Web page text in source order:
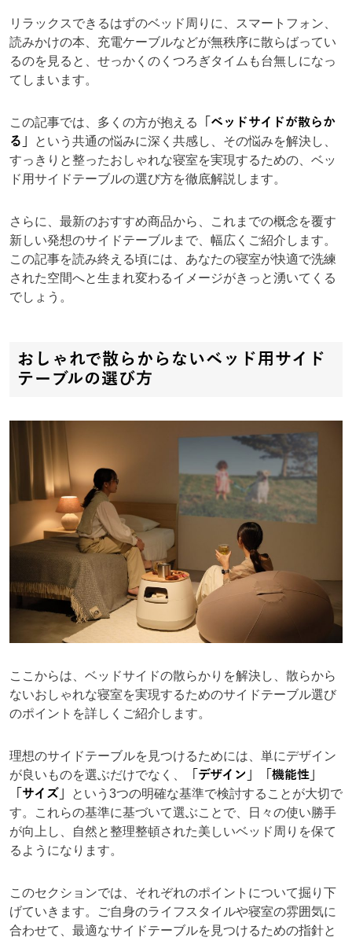
リラックスできるはずのベッド周りに、スマートフォン、
読みかけの本、充電ケーブルなどが無秩序に散らばってい
るのを見ると、せっかくのくつろぎタイムも台無しになっ
てしまいます。
この記事では、多くの方が抱える
「ベッドサイドが散らか
る」
という共通の悩みに深く共感し、その悩みを解決し、
すっきりと整ったおしゃれな寝室を実現するための、ベッ
ド用サイドテーブルの選び方を徹底解説します。
さらに、最新のおすすめ商品から、これまでの概念を覆す
新しい発想のサイドテーブルまで、幅広くご紹介します。
この記事を読み終える頃には、あなたの寝室が快適で洗練
された空間へと生まれ変わるイメージがきっと湧いてくる
でしょう。
おしゃれで散らからないベッド用サイド
テーブルの選び方
ここからは、ベッドサイドの散らかりを解決し、散らから
ないおしゃれな寝室を実現するためのサイドテーブル選び
のポイントを詳しくご紹介します。
理想のサイドテーブルを見つけるためには、単にデザイン
が良いものを選ぶだけでなく、
「デザイン」「機能性」
「サイズ」
という3つの明確な基準で検討することが大切で
す。これらの基準に基づいて選ぶことで、日々の使い勝手
が向上し、自然と整理整頓された美しいベッド周りを保て
るようになります。
このセクションでは、それぞれのポイントについて掘り下
げていきます。ご自身のライフスタイルや寝室の雰囲気に
合わせて、最適なサイドテーブルを見つけるための指針と